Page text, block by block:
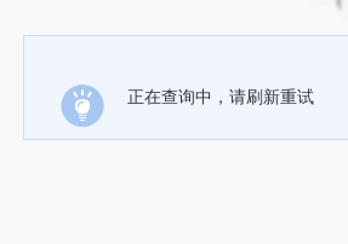
正在查询中，请刷新重试